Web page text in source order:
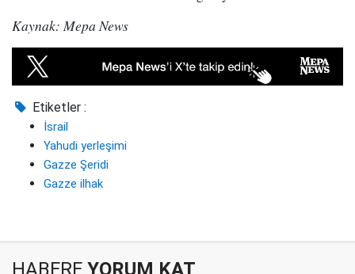
Kaynak: Mepa News
Etiketler :
İsrail
Yahudi yerleşimi
Gazze Şeridi
Gazze ilhak
HABERE YORUM KAT